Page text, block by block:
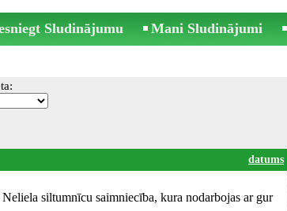
Sludinājumu Mani Sludinājumi
datums
siltumnīcu saimniecība, kura nodarbojas ar gur